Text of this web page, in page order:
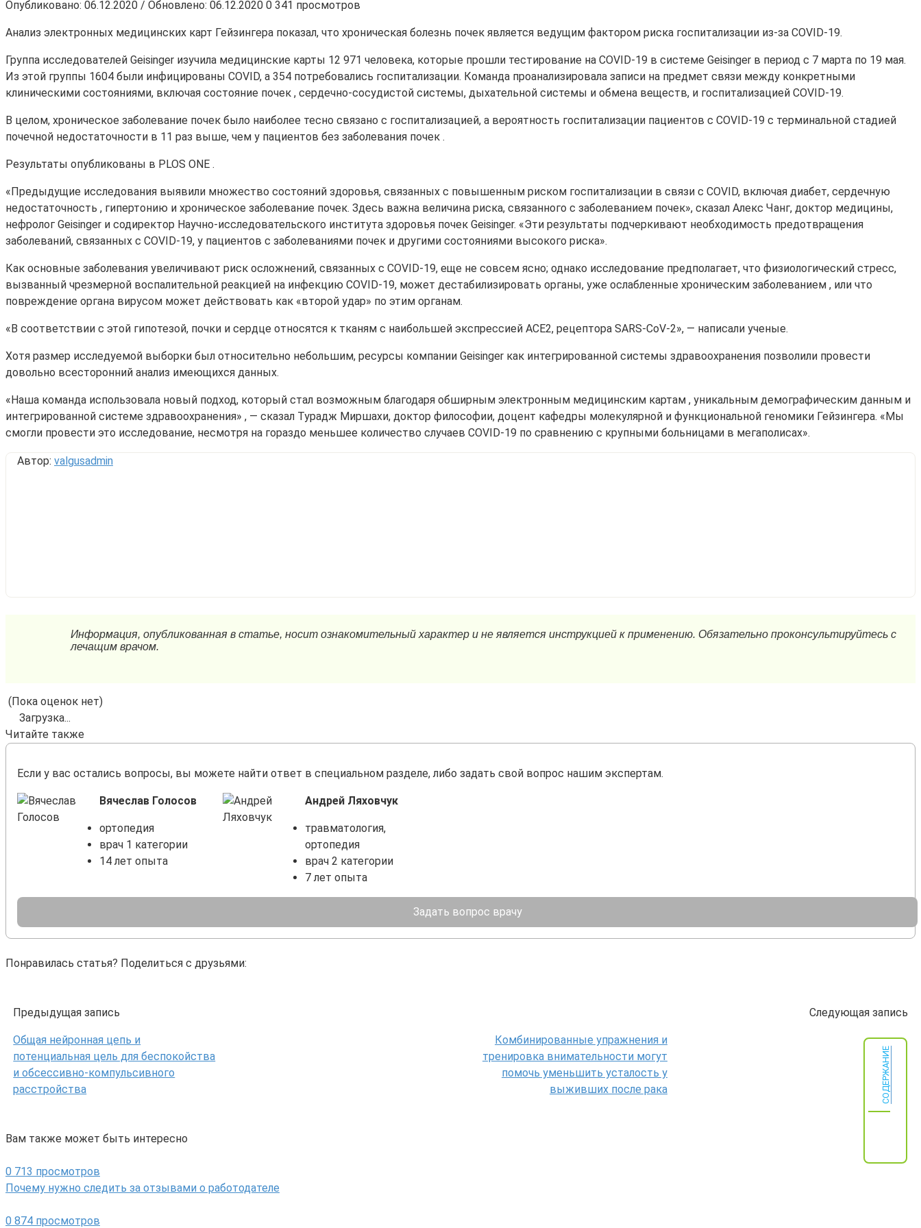
Опубликовано: 06.12.2020 / Обновлено: 06.12.2020 0 341 просмотров
Анализ электронных медицинских карт Гейзингера показал, что хроническая болезнь почек является ведущим фактором риска госпитализации из-за COVID-19.
Группа исследователей Geisinger изучила медицинские карты 12 971 человека, которые прошли тестирование на COVID-19 в системе Geisinger в период с 7 марта по 19 мая.
Из этой группы 1604 были инфицированы COVID, а 354 потребовались госпитализации. Команда проанализировала записи на предмет связи между конкретными
клиническими состояниями, включая состояние почек , сердечно-сосудистой системы, дыхательной системы и обмена веществ, и госпитализацией COVID-19.
В целом, хроническое заболевание почек было наиболее тесно связано с госпитализацией, а вероятность госпитализации пациентов с COVID-19 с терминальной стадией
почечной недостаточности в 11 раз выше, чем у пациентов без заболевания почек .
Результаты опубликованы в PLOS ONE .
«Предыдущие исследования выявили множество состояний здоровья, связанных с повышенным риском госпитализации в связи с COVID, включая диабет, сердечную
недостаточность , гипертонию и хроническое заболевание почек. Здесь важна величина риска, связанного с заболеванием почек», сказал Алекс Чанг, доктор медицины,
нефролог Geisinger и содиректор Научно-исследовательского института здоровья почек Geisinger. «Эти результаты подчеркивают необходимость предотвращения
заболеваний, связанных с COVID-19, у пациентов с заболеваниями почек и другими состояниями высокого риска».
Как основные заболевания увеличивают риск осложнений, связанных с COVID-19, еще не совсем ясно; однако исследование предполагает, что физиологический стресс,
вызванный чрезмерной воспалительной реакцией на инфекцию COVID-19, может дестабилизировать органы, уже ослабленные хроническим заболеванием , или что
повреждение органа вирусом может действовать как «второй удар» по этим органам.
«В соответствии с этой гипотезой, почки и сердце относятся к тканям с наибольшей экспрессией ACE2, рецептора SARS-CoV-2», — написали ученые.
Хотя размер исследуемой выборки был относительно небольшим, ресурсы компании Geisinger как интегрированной системы здравоохранения позволили провести
довольно всесторонний анализ имеющихся данных.
«Наша команда использовала новый подход, который стал возможным благодаря обширным электронным медицинским картам , уникальным демографическим данным и
интегрированной системе здравоохранения» , — сказал Турадж Миршахи, доктор философии, доцент кафедры молекулярной и функциональной геномики Гейзингера. «Мы
смогли провести это исследование, несмотря на гораздо меньшее количество случаев COVID-19 по сравнению с крупными больницами в мегаполисах».
Автор: valgusadmin
(Пока оценок нет)
Загрузка...
Читайте также
Если у вас остались вопросы, вы можете найти ответ в специальном разделе, либо задать свой вопрос нашим экспертам.
Вячеслав Голосов
ортопедия
врач 1 категории
14 лет опыта
Андрей Ляховчук
травматология,
ортопедия
врач 2 категории
7 лет опыта
Задать вопрос врачу
Понравилась статья? Поделиться с друзьями:
Предыдущая запись
Общая нейронная цепь и
потенциальная цель для беспокойства
и обсессивно-компульсивного
расстройства
Следующая запись
Комбинированные упражнения и
тренировка внимательности могут
помочь уменьшить усталость у
выживших после рака
Вам также может быть интересно
0 713 просмотров
Почему нужно следить за отзывами о работодателе
0 874 просмотров
СОДЕРЖАНИЕ